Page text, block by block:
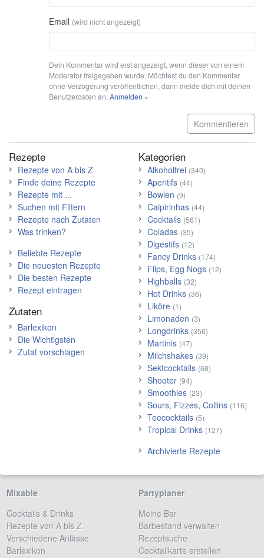
Email (wird nicht angezeigt)
Dein Kommentar wird erst angezeigt, wenn dieser von einem
Moderator freigegeben wurde. Möchtest du den Kommentar
ohne Verzögerung veröffentlichen, dann melde dich mit deinen
Benutzerdaten an. Anmelden »
Kommentieren
Rezepte
Rezepte von A bis Z
Finde deine Rezepte
Rezepte mit ...
Suchen mit Filtern
Rezepte nach Zutaten
Was trinken?
Beliebte Rezepte
Die neuesten Rezepte
Die besten Rezepte
Rezept eintragen
Zutaten
Barlexikon
Die Wichtigsten
Zutat vorschlagen
Kategorien
Alkoholfrei (340)
Aperitifs (44)
Bowlen (9)
Caipirinhas (44)
Cocktails (561)
Coladas (35)
Digestifs (12)
Fancy Drinks (174)
Flips, Egg Nogs (12)
Highballs (32)
Hot Drinks (36)
Liköre (1)
Limonaden (3)
Longdrinks (356)
Martinis (47)
Milchshakes (39)
Sektcocktails (68)
Shooter (94)
Smoothies (23)
Sours, Fizzes, Collins (116)
Teecocktails (5)
Tropical Drinks (127)
Archivierte Rezepte
Mixable
Cocktails & Drinks
Rezepte von A bis Z
Verschiedene Anlässe
Barlexikon
Partyplaner
Meine Bar
Barbestand verwalten
Rezeptsuche
Cocktailkarte erstellen